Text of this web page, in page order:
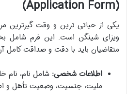
(Application Form)
یکی از حیاتی ترین و وقت گیرترین
ویزای شینگن است. این فرم
متقاضیان باید با دقت و صداقت کامل
اطلاعات شخصی: شامل نام، نام
ملیت، جنسیت، وضعیت تأهل و